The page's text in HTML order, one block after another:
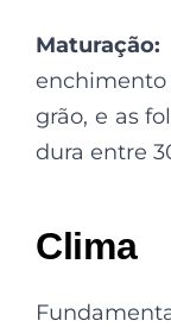
Maturação:
grão, e as
dura entre
Clima